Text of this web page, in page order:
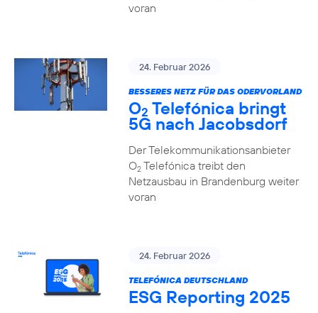
voran
24. Februar 2026
BESSERES NETZ FÜR DAS ODERVORLAND
O2 Telefónica bringt
5G nach Jacobsdorf
Der Telekommunikationsanbieter
O2Telefónica treibt den
Netzausbau in Brandenburg weiter
voran
24. Februar 2026
TELEFÓNICA DEUTSCHLAND
ESG Reporting 2025